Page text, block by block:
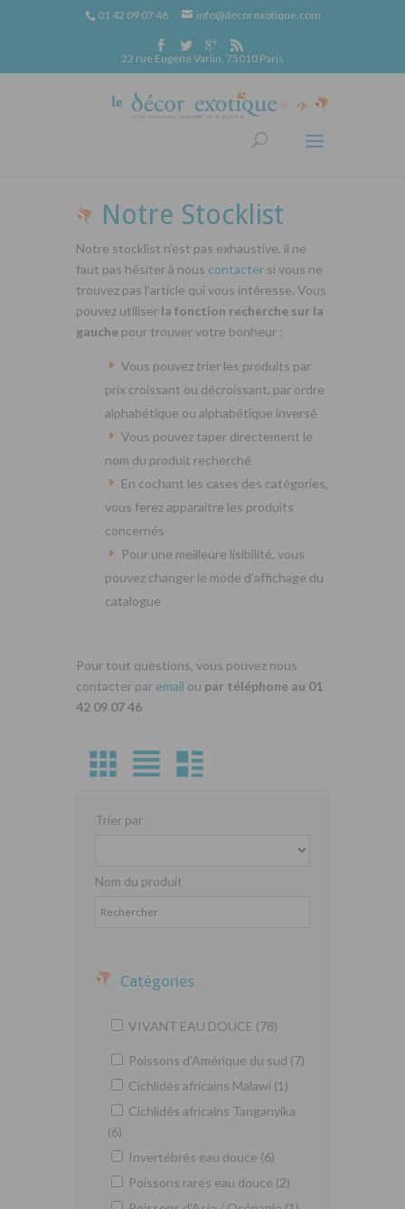
01 42 09 07 46 info@decorexotique.com
22 rue Eugène Varlin, 75010 Paris
Notre Stocklist
Notre stocklist n’est pas exhaustive, il ne
faut pas hésiter à nous contacter si vous ne
trouvez pas l’article qui vous intéresse. Vous
pouvez utiliser la fonction recherche sur la
gauche pour trouver votre bonheur :
Vous pouvez trier les produits par
prix croissant ou décroissant, par ordre
alphabétique ou alphabétique inversé
Vous pouvez taper directement le
nom du produit recherché
En cochant les cases des catégories,
vous ferez apparaitre les produits
concernés
Pour une meilleure lisibilité, vous
pouvez changer le mode d’affichage du
catalogue
Pour tout questions, vous pouvez nous
contacter par email ou par téléphone au 01
42 09 07 46
Trier par
Nom du produit
Catégories
VIVANT EAU DOUCE (78)
Poissons d'Amérique du sud (7)
Cichlidés africains Malawi (1)
Cichlidés africains Tanganyika
(6)
Invertébrés eau douce (6)
Poissons rares eau douce (2)